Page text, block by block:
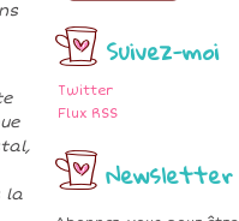
Suivez-moi
Twitter
Flux RSS
Newsletter
la